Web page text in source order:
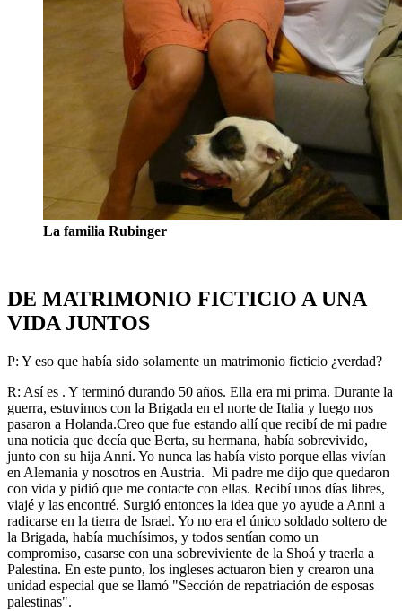
La familia Rubinger
DE MATRIMONIO FICTICIO A UNA
VIDA JUNTOS
P: Y eso que había sido solamente un matrimonio ficticio ¿verdad?
R: Así es . Y terminó durando 50 años. Ella era mi prima. Durante la
guerra, estuvimos con la Brigada en el norte de Italia y luego nos
pasaron a Holanda.Creo que fue estando allí que recibí de mi padre
una noticia que decía que Berta, su hermana, había sobrevivido,
junto con su hija Anni. Yo nunca las había visto porque ellas vivían
en Alemania y nosotros en Austria. Mi padre me dijo que quedaron
con vida y pidió que me contacte con ellas. Recibí unos días libres,
viajé y las encontré. Surgió entonces la idea que yo ayude a Anni a
radicarse en la tierra de Israel. Yo no era el único soldado soltero de
la Brigada, había muchísimos, y todos sentían como un
compromiso, casarse con una sobreviviente de la Shoá y traerla a
Palestina. En este punto, los ingleses actuaron bien y crearon una
unidad especial que se llamó "Sección de repatriación de esposas
palestinas".